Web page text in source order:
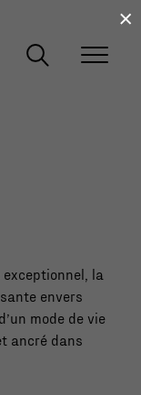
la
envers
mode de vie
ancré dans
×